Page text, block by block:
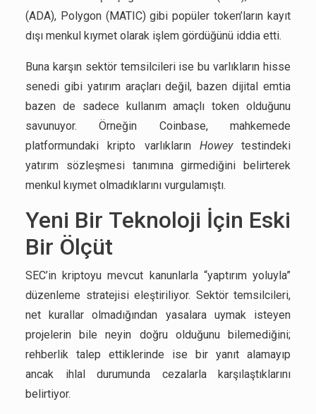
(ADA), Polygon (MATIC) gibi popüler token’ların kayıt
dışı menkul kıymet olarak işlem gördüğünü iddia etti.
Buna karşın sektör temsilcileri ise bu varlıkların hisse
senedi gibi yatırım araçları değil, bazen dijital emtia
bazen de sadece kullanım amaçlı token olduğunu
savunuyor. Örneğin Coinbase, mahkemede
platformundaki kripto varlıkların Howeytestindeki
yatırım sözleşmesi tanımına girmediğini belirterek
menkul kıymet olmadıklarını vurgulamıştı.
Yeni Bir Teknoloji İçin Eski
Bir Ölçüt
SEC’in kriptoyu mevcut kanunlarla “yaptırım yoluyla”
düzenleme stratejisi eleştiriliyor. Sektör temsilcileri,
net kurallar olmadığından yasalara uymak isteyen
projelerin bile neyin doğru olduğunu bilemediğini;
rehberlik talep ettiklerinde ise bir yanıt alamayıp
ancak ihlal durumunda cezalarla karşılaştıklarını
belirtiyor.